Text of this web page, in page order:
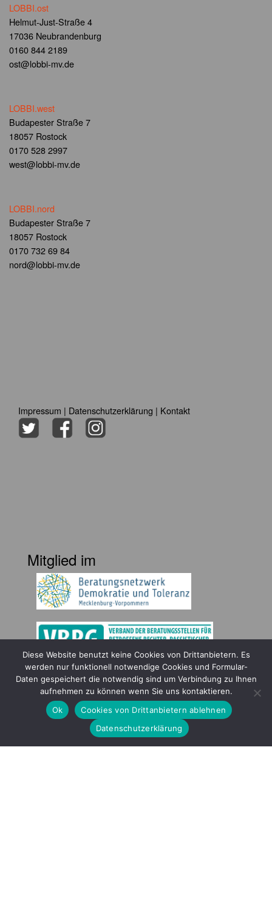
LOBBI.ost
Helmut-Just-Straße 4
17036 Neubrandenburg
0160 844 2189
ost@lobbi-mv.de
LOBBI.west
Budapester Straße 7
18057 Rostock
0170 528 2997
west@lobbi-mv.de
LOBBI.nord
Budapester Straße 7
18057 Rostock
0170 732 69 84
nord@lobbi-mv.de
Impressum | Datenschutzerklärung | Kontakt
Mitglied im
Gefördert durch
Diese Website benutzt keine Cookies von Drittanbietern. Es
werden nur funktionell notwendige Cookies und Formular-
Daten gespeichert die notwendig sind um Verbindung zu Ihnen
aufnehmen zu können wenn Sie uns kontaktieren.
Ok
Cookies von Drittanbietern ablehnen
Datenschutzerklärung